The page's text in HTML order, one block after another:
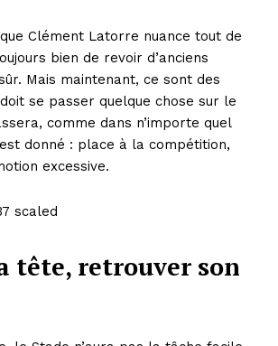
Clément Latorre nuance tout de
bien de revoir d’anciens
Mais maintenant, ce sont des
se passer quelque chose sur le
comme dans n’importe quel
donné : place à la compétition,
excessive.
tête, retrouver son